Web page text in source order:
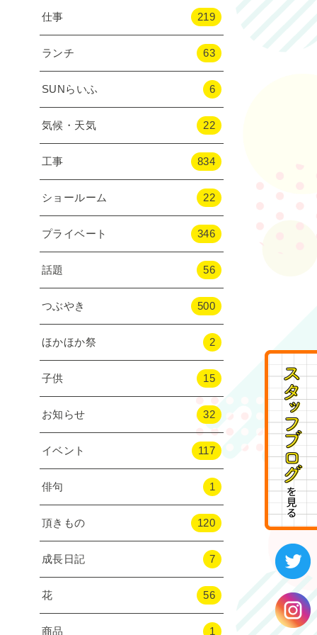
仕事 219
ランチ 63
SUNらいふ 6
気候・天気 22
工事 834
ショールーム 22
プライベート 346
話題 56
つぶやき 500
ほかほか祭 2
子供 15
お知らせ 32
イベント 117
俳句 1
頂きもの 120
成長日記 7
花 56
商品 1